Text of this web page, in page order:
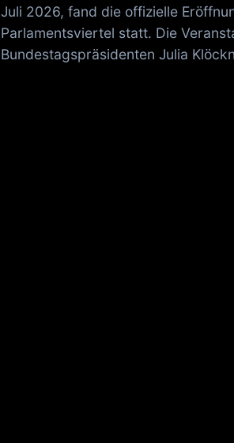
Juli 2026, fand die offizielle
Parlamentsviertel statt. Die
Bundestagspräsidenten Julia